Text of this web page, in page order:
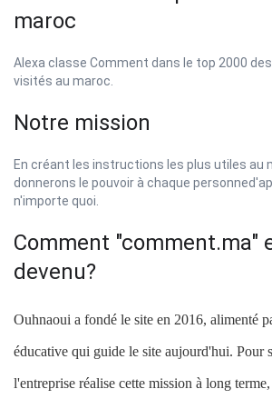
maroc
Alexa classe Comment dans le top 2000
visités au maroc.
Notre mission
En créant les instructions les plus utiles au
donnerons le pouvoir à chaque
n'importe quoi.
Comment "comment.ma"
devenu?
Ouhnaoui a fondé le site en 2016, alimenté
éducative qui guide le site aujourd'hui. Pour
l'entreprise réalise cette mission à long